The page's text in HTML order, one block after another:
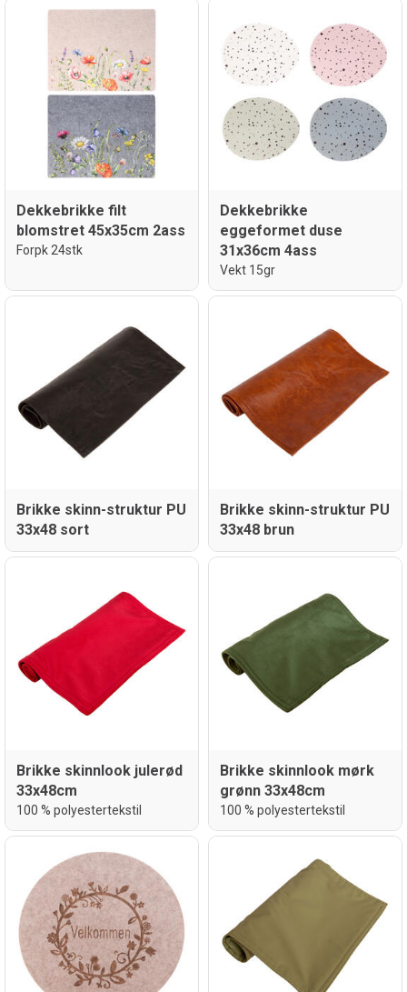
Dekkebrikke filt
blomstret 45x35cm 2ass
Forpk 24stk
Dekkebrikke
eggeformet duse
31x36cm 4ass
Vekt 15gr
Brikke skinn-struktur PU
33x48 sort
Brikke skinn-struktur PU
33x48 brun
Brikke skinnlook julerød
33x48cm
100 % polyestertekstil
Brikke skinnlook mørk
grønn 33x48cm
100 % polyestertekstil